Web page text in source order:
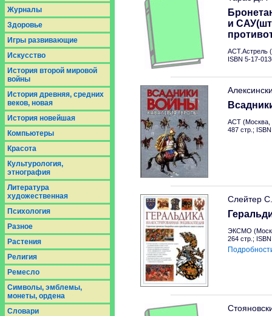
Журналы
Здоровье
Игры развивающие
Искусство
История второй мировой
войны
История древняя, средних
веков, новая
История новейшая
Компьютеры
Красота
Культурология,
этнография
Литература
художественная
Психология
Разное
Растения
Религия
Ремесло
Символы, эмблемы,
монеты, ордена
Словари
и
АСТ.Астрель
ISBN 5-17-
АСТ (Москва,
487 стр.;
Слейтер С.
ЭКСМО
264 стр.;